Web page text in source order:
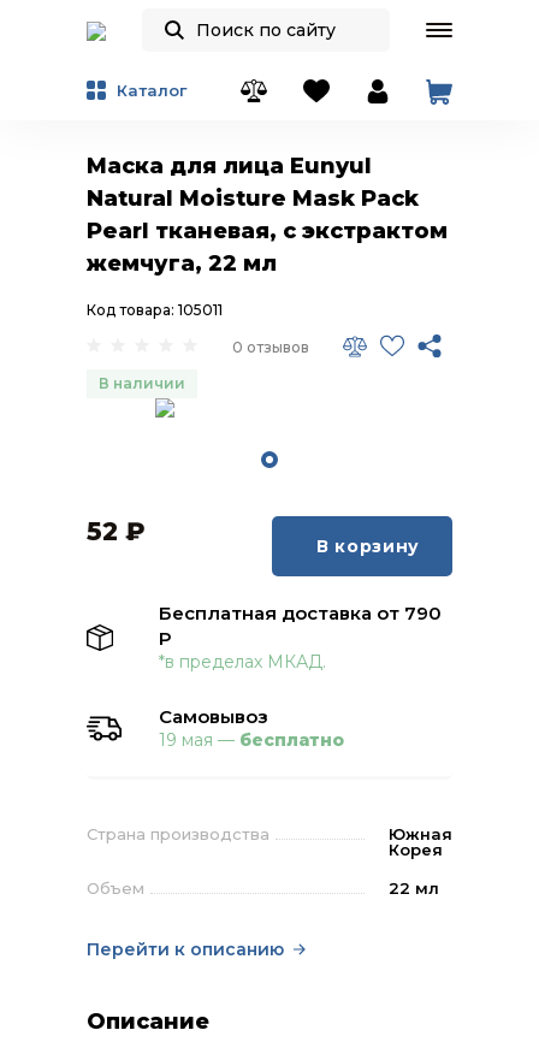
Каталог
Маска для лица Eunyul
Natural Moisture Mask Pack
Pearl тканевая, с экстрактом
жемчуга, 22 мл
0 отзывов
Код товара: 105011
В наличии
Страна производства
Южная
Корея
Объем
22 мл
Перейти к описанию
52 ₽ В корзину
Бесплатная доставка от 790
Р
*в пределах МКАД.
Самовывоз
19 мая — бесплатно
Описание